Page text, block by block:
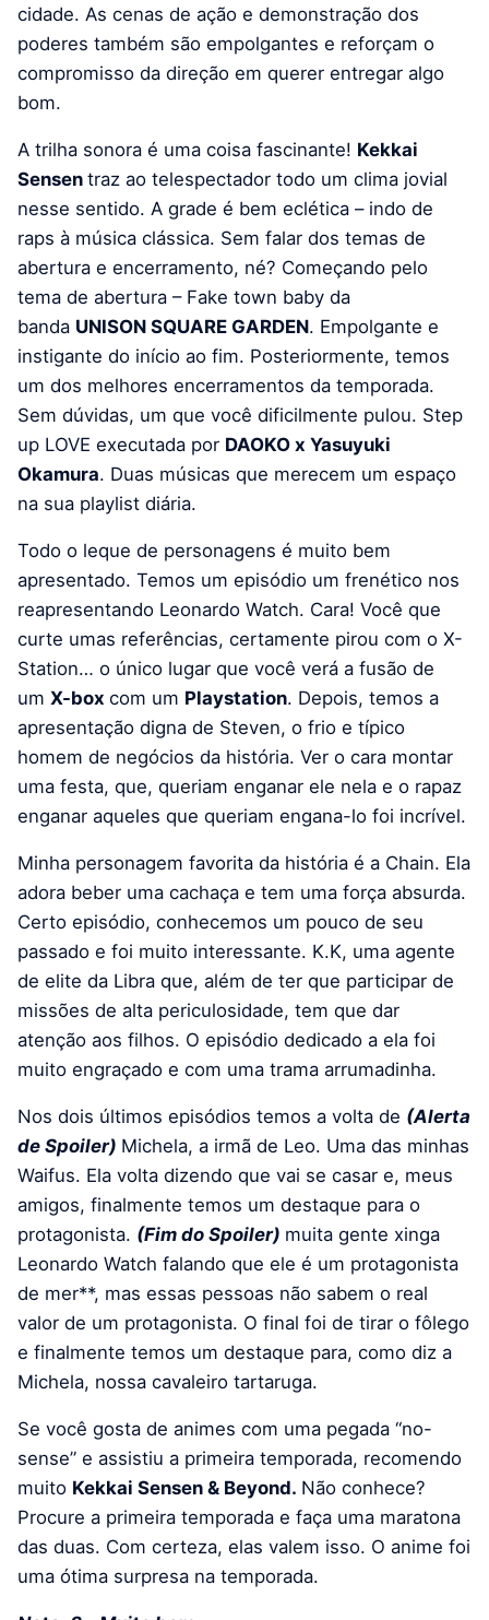
cidade. As cenas de ação e demonstração dos
poderes também são empolgantes e reforçam o
compromisso da direção em querer entregar algo
bom.
A trilha sonora é uma coisa fascinante! Kekkai
Sensen traz ao telespectador todo um clima jovial
nesse sentido. A grade é bem eclética – indo de
raps à música clássica. Sem falar dos temas de
abertura e encerramento, né? Começando pelo
tema de abertura – Fake town baby da
banda UNISON SQUARE GARDEN. Empolgante e
instigante do início ao fim. Posteriormente, temos
um dos melhores encerramentos da temporada.
Sem dúvidas, um que você dificilmente pulou. Step
up LOVE executada por DAOKO x Yasuyuki
Okamura. Duas músicas que merecem um espaço
na sua playlist diária.
Todo o leque de personagens é muito bem
apresentado. Temos um episódio um frenético nos
reapresentando Leonardo Watch. Cara! Você que
curte umas referências, certamente pirou com o X-
Station… o único lugar que você verá a fusão de
um X-box com um Playstation. Depois, temos a
apresentação digna de Steven, o frio e típico
homem de negócios da história. Ver o cara montar
uma festa, que, queriam enganar ele nela e o rapaz
enganar aqueles que queriam engana-lo foi incrível.
Minha personagem favorita da história é a Chain. Ela
adora beber uma cachaça e tem uma força absurda.
Certo episódio, conhecemos um pouco de seu
passado e foi muito interessante. K.K, uma agente
de elite da Libra que, além de ter que participar de
missões de alta periculosidade, tem que dar
atenção aos filhos. O episódio dedicado a ela foi
muito engraçado e com uma trama arrumadinha.
Nos dois últimos episódios temos a volta de (Alerta
de Spoiler) Michela, a irmã de Leo. Uma das minhas
Waifus. Ela volta dizendo que vai se casar e, meus
amigos, finalmente temos um destaque para o
protagonista. (Fim do Spoiler) muita gente xinga
Leonardo Watch falando que ele é um protagonista
de mer**, mas essas pessoas não sabem o real
valor de um protagonista. O final foi de tirar o fôlego
e finalmente temos um destaque para, como diz a
Michela, nossa cavaleiro tartaruga.
Se você gosta de animes com uma pegada “no-
sense” e assistiu a primeira temporada, recomendo
muito Kekkai Sensen & Beyond. Não conhece?
Procure a primeira temporada e faça uma maratona
das duas. Com certeza, elas valem isso. O anime foi
uma ótima surpresa na temporada.